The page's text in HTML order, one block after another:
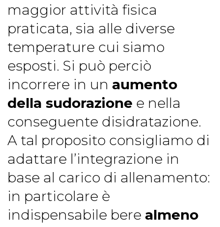
maggior attività fisica
praticata, sia alle diverse
temperature cui siamo
esposti. Si può perciò
incorrere in un aumento
della sudorazione e nella
conseguente disidratazione.
A tal proposito consigliamo di
adattare l’integrazione in
base al carico di allenamento:
in particolare è
indispensabile bere almeno